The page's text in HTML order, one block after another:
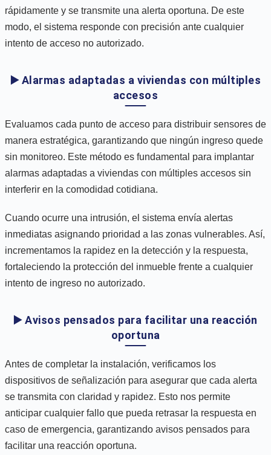
rápidamente y se transmite una alerta oportuna. De este
modo, el sistema responde con precisión ante cualquier
intento de acceso no autorizado.
▶️ Alarmas adaptadas a viviendas con múltiples
accesos
Evaluamos cada punto de acceso para distribuir sensores de
manera estratégica, garantizando que ningún ingreso quede
sin monitoreo. Este método es fundamental para implantar
alarmas adaptadas a viviendas con múltiples accesos sin
interferir en la comodidad cotidiana.
Cuando ocurre una intrusión, el sistema envía alertas
inmediatas asignando prioridad a las zonas vulnerables. Así,
incrementamos la rapidez en la detección y la respuesta,
fortaleciendo la protección del inmueble frente a cualquier
intento de ingreso no autorizado.
▶️ Avisos pensados para facilitar una reacción
oportuna
Antes de completar la instalación, verificamos los
dispositivos de señalización para asegurar que cada alerta
se transmita con claridad y rapidez. Esto nos permite
anticipar cualquier fallo que pueda retrasar la respuesta en
caso de emergencia, garantizando avisos pensados para
facilitar una reacción oportuna.